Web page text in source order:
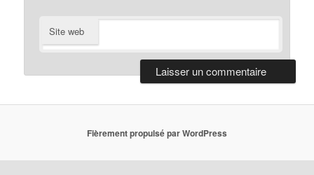
Site web
Fièrement propulsé par WordPress